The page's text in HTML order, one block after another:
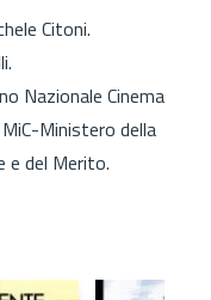
Citoni.
Nazionale Cinema
Ministero della
e del Merito.